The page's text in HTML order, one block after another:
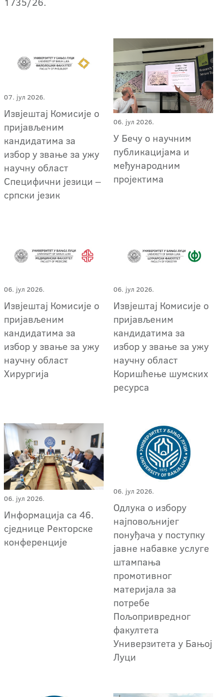
07. јул 2026.
Извјештај Комисије о
пријављеним
кандидатима за
избор у звање за ужу
научну област
Специфични језици ‒
српски језик
06. јул 2026.
У Бечу о научним
публикацијама и
међународним
пројектима
06. јул 2026.
Извјештај Комисије о
пријављеним
кандидатима за
избор у звање за ужу
научну област
Хирургија
06. јул 2026.
Извјештај Комисије о
пријављеним
кандидатима за
избор у звање за ужу
научну област
Коришћење шумских
ресурса
06. јул 2026.
Информација са 46.
сједнице Ректорске
конференције
06. јул 2026.
Oдлука о избору
најповољнијег
понуђача у поступку
јавне набавке услуге
штампања
промотивног
материјала за
потребе
Пољопривредног
факултета
Универзитета у Бањој
Луци